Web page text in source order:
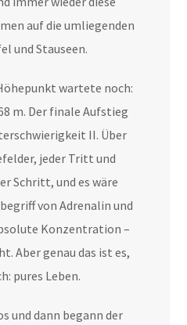
auf die umliegenden
und Stauseen.
wartete noch:
m. Der finale Aufstieg
II. Über
jeder Tritt und
Schritt, und es wäre
von Adrenalin und
Konzentration –
Aber genau das ist es,
pures Leben.
und dann begann der